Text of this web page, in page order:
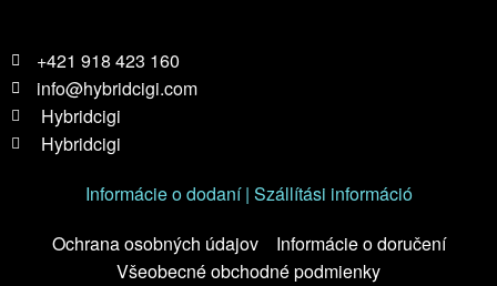
+421 918 423 160
info@hybridcigi.com
Hybridcigi
Hybridcigi
Informácie o dodaní | Szállítási információ
Ochrana osobných údajov
Informácie o doručení
Všeobecné obchodné podmienky